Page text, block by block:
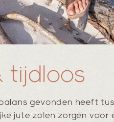
tijdloos
gevonden heeft
jute zolen zorgen voor